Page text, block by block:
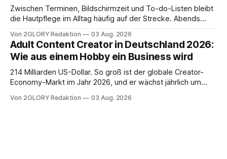
Zwischen Terminen, Bildschirmzeit und To-do-Listen bleibt
die Hautpflege im Alltag häufig auf der Strecke. Abends
Drogerie – mehr ist zeitlich oft nicht drin. Dabei reagiert die
Haut empfindlich auf Stress, Schlafmangel und
Umwelteinflüsse: Sie wirkt müde, spannt oder neigt zu
Unreinheiten. Professionelle
Von 2GLORY Redaktion 03 Aug. 2026
Adult Content Creator in Deutschland 2026:
Wie aus einem Hobby ein Business wird
214 Milliarden US-Dollar. So groß ist der globale Creator-
Economy-Markt im Jahr 2026, und er wächst jährlich um
ist längst ein ernstzunehmender Wirtschaftszweig. Weltweit
Von 2GLORY Redaktion 03 Aug. 2026